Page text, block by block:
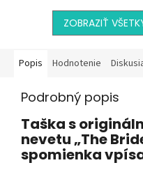
ZOBRAZIŤ
Popis Hodnotenie
Podrobný popis
Taška s
nevetu „The
spomienka